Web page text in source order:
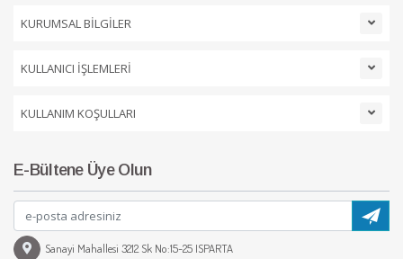
KURUMSAL BİLGİLER
KULLANICI İŞLEMLERİ
KULLANIM KOŞULLARI
E-Bültene Üye Olun
Sanayi Mahallesi 3212 Sk No:15-25 ISPARTA